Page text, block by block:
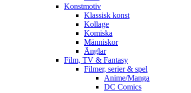
Konstmotiv
Klassisk konst
Kollage
Komiska
Människor
Änglar
Film, TV & Fantasy
Filmer, serier & spel
Anime/Manga
DC Comics